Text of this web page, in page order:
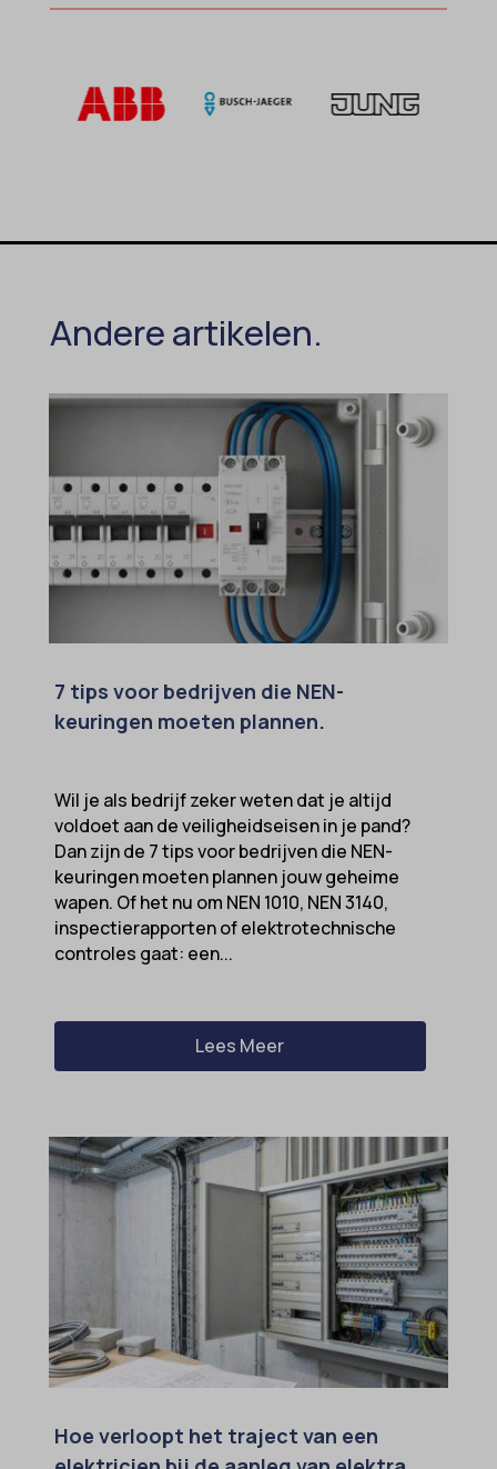
Andere artikelen.
7 tips voor bedrijven die NEN-
keuringen moeten plannen.
Wil je als bedrijf zeker weten dat je altijd
voldoet aan de veiligheidseisen in je pand?
Dan zijn de 7 tips voor bedrijven die NEN-
keuringen moeten plannen jouw geheime
wapen. Of het nu om NEN 1010, NEN 3140,
inspectierapporten of elektrotechnische
controles gaat: een...
Lees Meer
Hoe verloopt het traject van een